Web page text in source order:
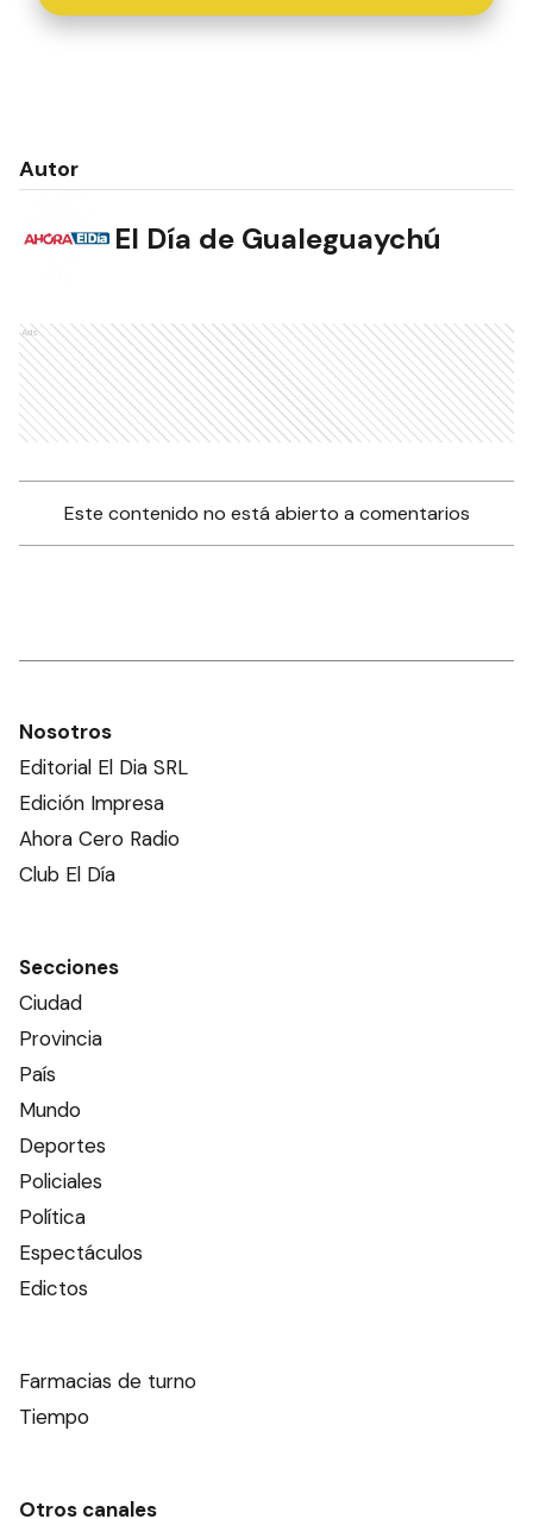
Autor
El Día de Gualeguaychú
Ads
Este contenido no está abierto a comentarios
Nosotros
Editorial El Dia SRL
Edición Impresa
Ahora Cero Radio
Club El Día
Secciones
Ciudad
Provincia
País
Mundo
Deportes
Policiales
Política
Espectáculos
Edictos
Farmacias de turno
Tiempo
Otros canales